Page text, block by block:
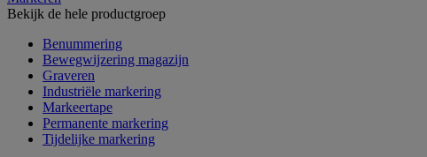
Bekijk de hele productgroep
Benummering
Bewegwijzering magazijn
Graveren
Industriële markering
Markeertape
Permanente markering
Tijdelijke markering